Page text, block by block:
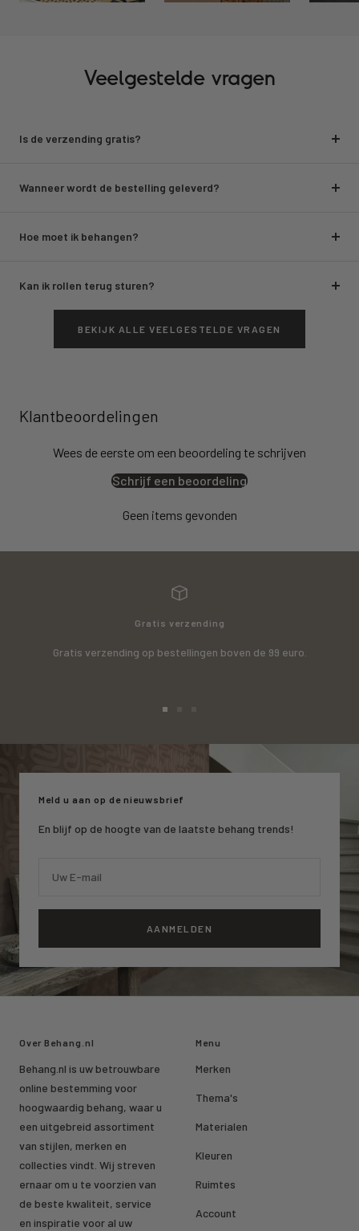
Veelgestelde vragen
Is de verzending gratis?
Wanneer wordt de bestelling geleverd?
Hoe moet ik behangen?
Kan ik rollen terug sturen?
BEKIJK ALLE VEELGESTELDE VRAGEN
Klantbeoordelingen
Wees de eerste om een beoordeling te schrijven
Schrijf een beoordeling
Geen items gevonden
Gratis verzending
Gratis verzending op bestellingen boven de 99 euro.
1
2
slide
3
Meld u aan op de nieuwsbrief
En blijf op de hoogte van de laatste behang trends!
Uw E-mail
AANMELDEN
Over Behang.nl
Behang.nl is uw betrouwbare
online bestemming voor
hoogwaardig behang, waar u
een uitgebreid assortiment
van stijlen, merken en
collecties vindt. Wij streven
ernaar om u te voorzien van
de beste kwaliteit, service
en inspiratie voor al uw
Menu
Merken
Thema's
Materialen
Kleuren
Ruimtes
Account